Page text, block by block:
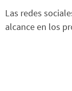
Las redes
alcance en los